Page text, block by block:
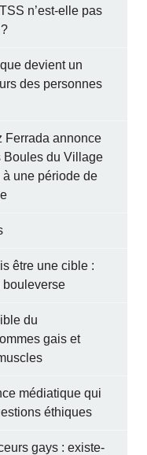
n’est-elle pas
devient un
des personnes
Ferrada annonce
Boules du Village
à une période de
être une cible :
bouleverse
du
gais et
médiatique qui
éthiques
gays : existe-